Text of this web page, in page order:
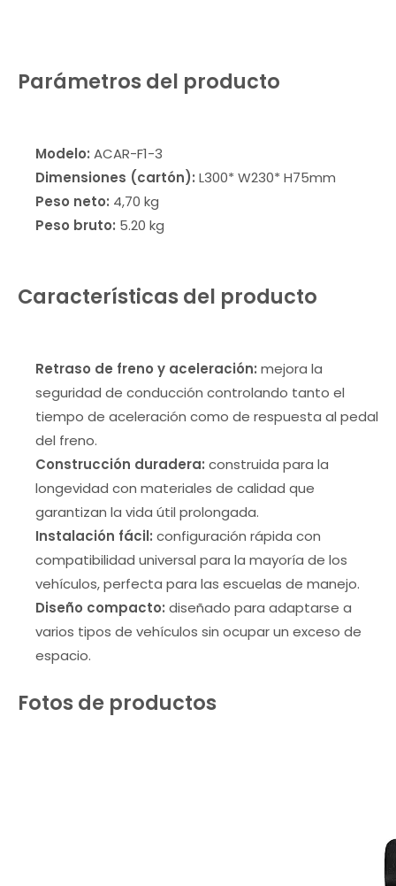
Parámetros del producto
Modelo: ACAR-F1-3
Dimensiones (cartón): L300* W230* H75mm
Peso neto: 4,70 kg
Peso bruto: 5.20 kg
Características del producto
Retraso de freno y aceleración: mejora la
seguridad de conducción controlando tanto el
tiempo de aceleración como de respuesta al pedal
del freno.
Construcción duradera: construida para la
longevidad con materiales de calidad que
garantizan la vida útil prolongada.
Instalación fácil: configuración rápida con
compatibilidad universal para la mayoría de los
vehículos, perfecta para las escuelas de manejo.
Diseño compacto: diseñado para adaptarse a
varios tipos de vehículos sin ocupar un exceso de
espacio.
Fotos de productos